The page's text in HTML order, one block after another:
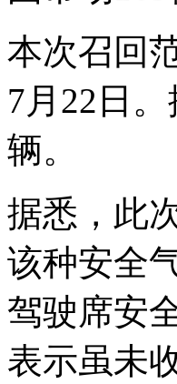
本次召回
7月22日
辆。
据悉，此
该种安全
驾驶席安
表示虽未